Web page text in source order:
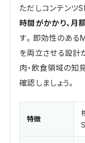
ただしコンテンツ
時間がかかり、月
す。即効性のある
を両立させる設計
肉・飲食領域の知
確認しましょう。
特徴